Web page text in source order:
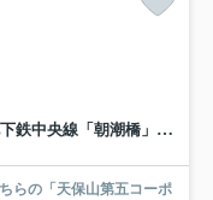
鉄中央線「朝潮橋」駅 徒歩21分
らの「天保山第五コーポ